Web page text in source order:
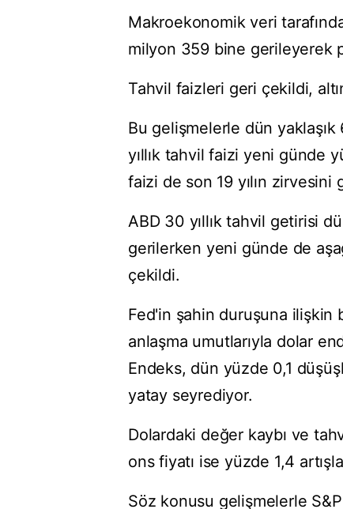
Makroekonomik veri
milyon 359 bine gerileyerek
Tahvil faizleri geri çekildi,
Bu gelişmelerle dün
yıllık tahvil faizi yeni günde
faizi de son 19 yılın
ABD 30 yıllık tahvil getirisi
gerilerken yeni günde de
çekildi.
Fed'in şahin duruşuna ilişkin
anlaşma umutlarıyla dolar
Endeks, dün yüzde 0,1
yatay seyrediyor.
Dolardaki değer kaybı ve
ons fiyatı ise yüzde 1,4
Söz konusu gelişmelerle